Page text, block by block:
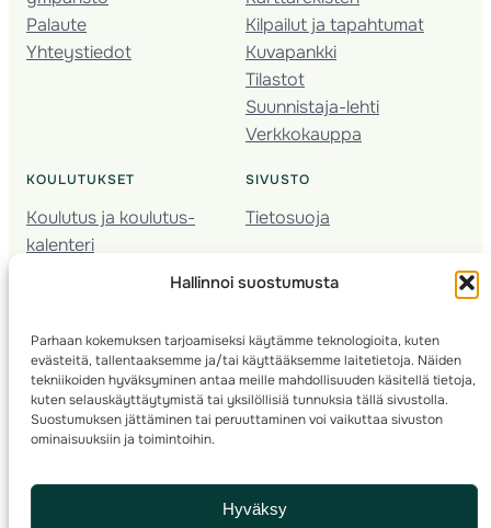
Hallinnoi suostumusta
Parhaan kokemuksen tarjoamiseksi käytämme teknologioita, kuten
evästeitä, tallentaaksemme ja/tai käyttääksemme laitetietoja. Näiden
tekniikoiden hyväksyminen antaa meille mahdollisuuden käsitellä tietoja,
kuten selauskäyttäytymistä tai yksilöllisiä tunnuksia tällä sivustolla.
Suostumuksen jättäminen tai peruuttaminen voi vaikuttaa sivuston
ominaisuuksiin ja toimintoihin.
Hyväksy
Palaute
Yhteystiedot
Kilpailut ja tapahtumat
Kuvapankki
Tilastot
Suunnistaja-lehti
Verkkokauppa
KOULUTUKSET
Koulutus ja koulutus­
kalenteri
Nuorison koulutukset
Kartoitus
Ratamestari
SIVUSTO
Tietosuoja
© 2025 ·Suomen Suunnistusliitto· Valimotie 10, 00380 Helsinki, Finland
info(a)suunnistusliitto.fi,Rastilipun asiat: rastilippu(a)suunnistusliitto.fi